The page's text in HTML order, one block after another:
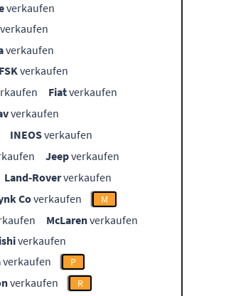
verkaufen
verkaufen
verkaufen
verkaufen
Fiatverkaufen
verkaufen
INEOSverkaufen
Jeepverkaufen
Land-Roververkaufen
Coverkaufen M
McLarenverkaufen
verkaufen
verkaufen P
verkaufen R